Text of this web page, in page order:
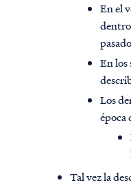
En el
En los
Los
época
Tal vez la